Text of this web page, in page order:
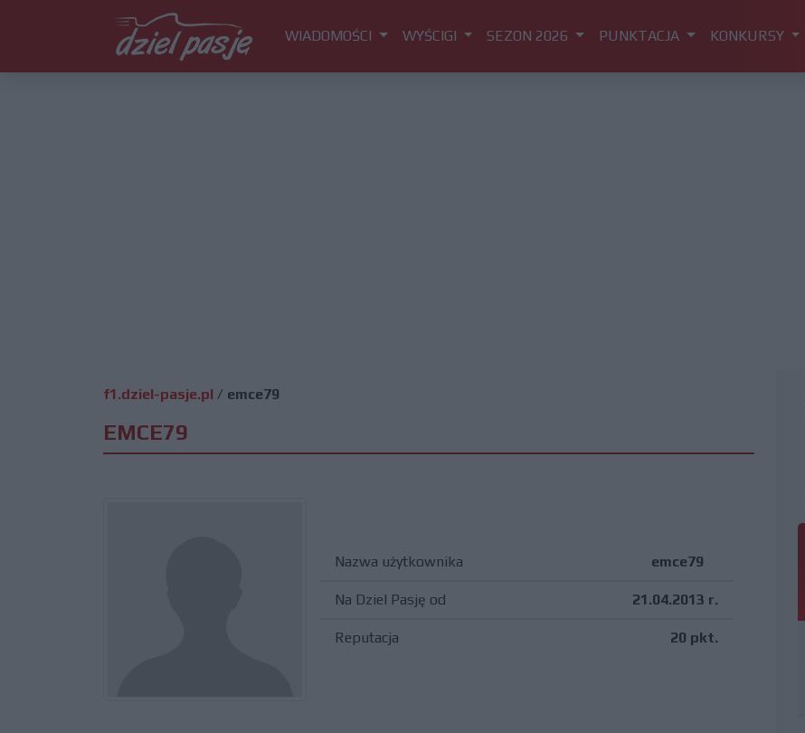
WIADOMOŚCI WYŚCIGI SEZON 2026 PUNKTACJA KONKURSY
f1.dziel-pasje.pl / emce79
EMCE79
Nazwa użytkownika emce79
Na Dziel Pasję od 21.04.2013 r.
Reputacja 20 pkt.